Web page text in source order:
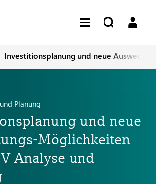
Investitionsplanung und neue
Planung
und neue
Möglichkeiten
Analyse und